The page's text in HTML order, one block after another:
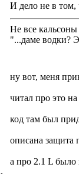
И дело не в том,
Не все
"...даме водки?
ну вот, меня
читал про это
код там был
описана защита
а про 2.1 L было